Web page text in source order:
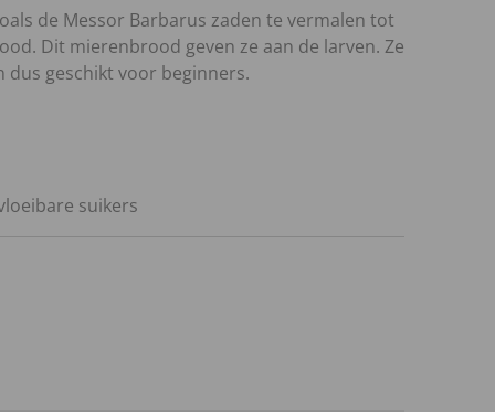
de Messor Barbarus zaden te vermalen tot
Dit mierenbrood geven ze aan de larven. Ze
dus geschikt voor beginners.
suikers